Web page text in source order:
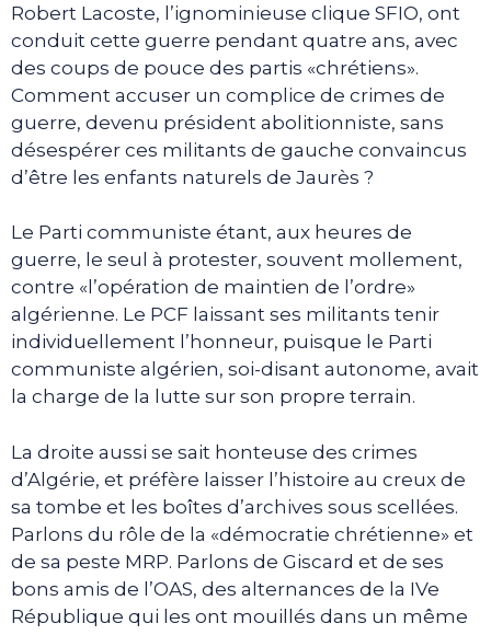
Robert Lacoste, l’ignominieuse clique SFIO, ont
conduit cette guerre pendant quatre ans, avec
des coups de pouce des partis «chrétiens».
Comment accuser un complice de crimes de
guerre, devenu président abolitionniste, sans
désespérer ces militants de gauche convaincus
d’être les enfants naturels de Jaurès ?
Le Parti communiste étant, aux heures de
guerre, le seul à protester, souvent mollement,
contre «l’opération de maintien de l’ordre»
algérienne. Le PCF laissant ses militants tenir
individuellement l’honneur, puisque le Parti
communiste algérien, soi-disant autonome, avait
la charge de la lutte sur son propre terrain.
La droite aussi se sait honteuse des crimes
d’Algérie, et préfère laisser l’histoire au creux de
sa tombe et les boîtes d’archives sous scellées.
Parlons du rôle de la «démocratie chrétienne» et
de sa peste MRP. Parlons de Giscard et de ses
bons amis de l’OAS, des alternances de la IVe
République qui les ont mouillés dans un même